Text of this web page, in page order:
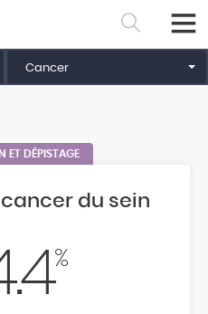
Cancer
ET DÉPISTAGE
du sein
%